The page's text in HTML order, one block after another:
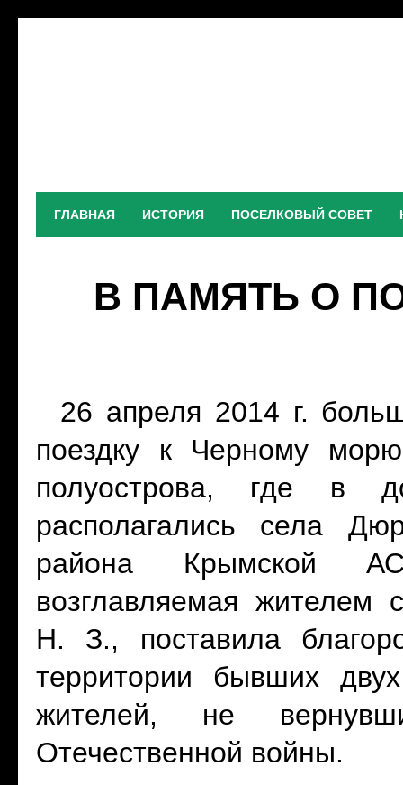
ГЛАВНАЯ ИСТОРИЯ ПОСЕЛКОВЫЙ СОВЕТ
В ПАМЯТЬ О
26 апреля 2014 г.
поездку к Черному
полуострова, где в
располагались села
района Крымской
возглавляемая жителем
Н. З., поставила
территории бывших
жителей, не
Отечественной войны.